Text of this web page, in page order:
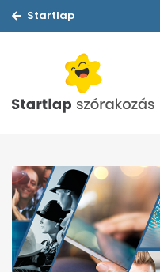
Startlap